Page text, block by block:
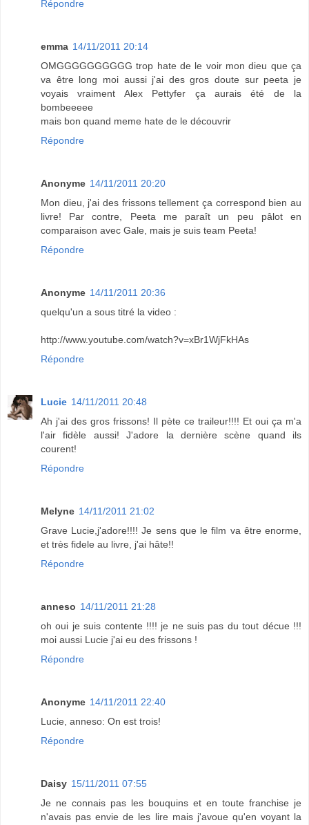
Répondre
emma 14/11/2011 20:14
OMGGGGGGGGGG trop hate de le voir mon dieu que ça
va être long moi aussi j'ai des gros doute sur peeta je
voyais vraiment Alex Pettyfer ça aurais été de la
bombeeeee
mais bon quand meme hate de le découvrir
Répondre
Anonyme 14/11/2011 20:20
Mon dieu, j'ai des frissons tellement ça correspond bien au
livre! Par contre, Peeta me paraît un peu pâlot en
comparaison avec Gale, mais je suis team Peeta!
Répondre
Anonyme 14/11/2011 20:36
quelqu'un a sous titré la video :
http://www.youtube.com/watch?v=xBr1WjFkHAs
Répondre
Lucie 14/11/2011 20:48
Ah j'ai des gros frissons! Il pète ce traileur!!!! Et oui ça m'a
l'air fidèle aussi! J'adore la dernière scène quand ils
courent!
Répondre
Melyne 14/11/2011 21:02
Grave Lucie,j'adore!!!! Je sens que le film va être enorme,
et très fidele au livre, j'ai hâte!!
Répondre
anneso 14/11/2011 21:28
oh oui je suis contente !!!! je ne suis pas du tout décue !!!
moi aussi Lucie j'ai eu des frissons !
Répondre
Anonyme 14/11/2011 22:40
Lucie, anneso: On est trois!
Répondre
Daisy 15/11/2011 07:55
Je ne connais pas les bouquins et en toute franchise je
n'avais pas envie de les lire mais j'avoue qu'en voyant la